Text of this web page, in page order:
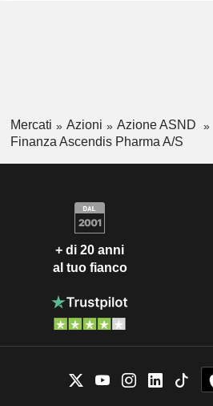
Mercati Azioni
Azione ASND
Finanza Ascendis Pharma A/S
+ di 20 anni
al tuo fianco